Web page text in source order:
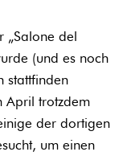
del
(und es noch
stattfinden
April trotzdem
der dortigen
um einen